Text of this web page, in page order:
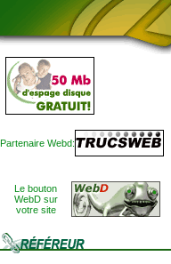
Partenaire Webd:
Le bouton
WebD sur
votre site